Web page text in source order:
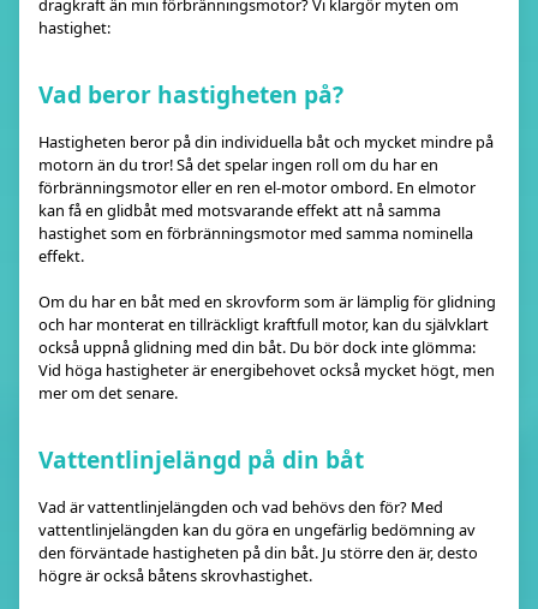
dragkraft än min förbränningsmotor? Vi klargör myten om
hastighet:
Vad beror hastigheten på?
Hastigheten beror på din individuella båt och mycket mindre på
motorn än du tror! Så det spelar ingen roll om du har en
förbränningsmotor eller en ren el-motor ombord. En elmotor
kan få en glidbåt med motsvarande effekt att nå samma
hastighet som en förbränningsmotor med samma nominella
effekt.
Om du har en båt med en skrovform som är lämplig för glidning
och har monterat en tillräckligt kraftfull motor, kan du självklart
också uppnå glidning med din båt. Du bör dock inte glömma:
Vid höga hastigheter är energibehovet också mycket högt, men
mer om det senare.
Vattentlinjelängd på din båt
Vad är vattentlinjelängden och vad behövs den för? Med
vattentlinjelängden kan du göra en ungefärlig bedömning av
den förväntade hastigheten på din båt. Ju större den är, desto
högre är också båtens skrovhastighet.